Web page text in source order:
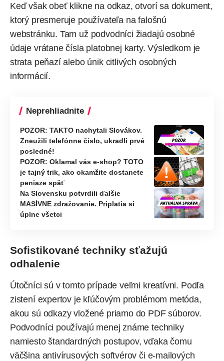
Keď však obeť klikne na odkaz, otvorí sa dokument,
ktorý presmeruje používateľa na falošnú
webstránku. Tam už podvodníci žiadajú osobné
údaje vrátane čísla platobnej karty. Výsledkom je
strata peňazí alebo únik citlivých osobných
informácií.
Neprehliadnite
POZOR: TAKTO nachytali Slovákov.
Zneužili telefónne číslo, ukradli prvé
posledné!
POZOR: Oklamal vás e-shop? TOTO
je tajný trik, ako okamžite dostanete
peniaze späť
Na Slovensku potvrdili ďalšie
MASÍVNE zdražovanie. Priplatia si
úplne všetci
Sofistikované techniky sťažujú
odhalenie
Útočníci sú v tomto prípade veľmi kreatívni. Podľa
zistení expertov je kľúčovým problémom metóda,
akou sú odkazy vložené priamo do PDF súborov.
Podvodníci používajú menej známe techniky
namiesto štandardných postupov, vďaka čomu
väčšina antivírusových softvérov či e-mailových